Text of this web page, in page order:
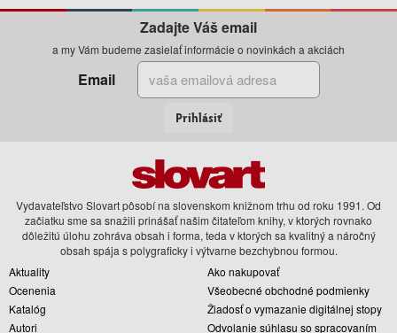
Zadajte Váš email
a my Vám budeme zasielať informácie o novinkách a akciách
Email
Prihlásiť
Vydavateľstvo Slovart pôsobí na slovenskom knižnom trhu od roku 1991. Od
začiatku sme sa snažili prinášať našim čitateľom knihy, v ktorých rovnako
dôležitú úlohu zohráva obsah i forma, teda v ktorých sa kvalitný a náročný
obsah spája s polygraficky i výtvarne bezchybnou formou.
Aktuality
Ocenenia
Katalóg
Autori
Ako nakupovať
Všeobecné obchodné podmienky
Žiadosť o vymazanie digitálnej stopy
Odvolanie súhlasu so spracovaním